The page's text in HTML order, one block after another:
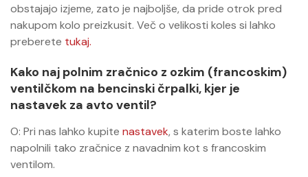
obstajajo izjeme, zato je najboljše, da pride otrok pred
nakupom kolo preizkusit. Več o velikosti koles si lahko
preberete tukaj.
Kako naj polnim zračnico z ozkim (francoskim)
ventilčkom na bencinski črpalki, kjer je
nastavek za avto ventil?
O: Pri nas lahko kupite nastavek, s katerim boste lahko
napolnili tako zračnice z navadnim kot s francoskim
ventilom.